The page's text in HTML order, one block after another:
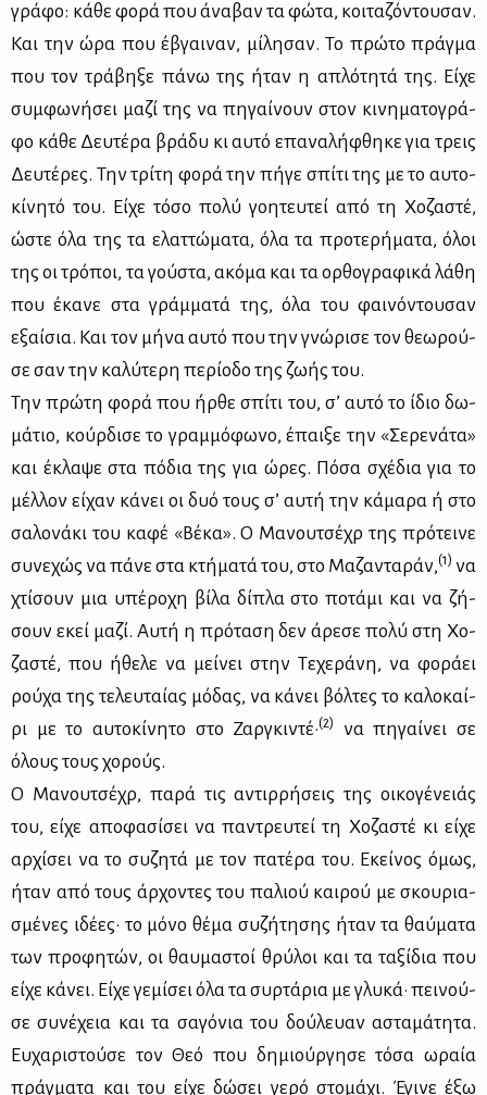
γρά­φο: κά­θε φο­ρά που άνα­βαν τα φώ­τα, κοι­τα­ζό­ντου­σαν.
Και την ώρα που έβγαι­ναν, μί­λη­σαν. Το πρώ­το πράγ­μα
που τον τρά­βη­ξε πά­νω της ήταν η απλό­τη­τά της. Εί­χε
συμ­φω­νή­σει μα­ζί της να πη­γαί­νουν στον κι­νη­μα­το­γρά­
φο κά­θε Δευ­τέ­ρα βρά­δυ κι αυ­τό επα­να­λή­φθη­κε για τρεις
Δευ­τέ­ρες. Την τρί­τη φο­ρά την πή­γε σπί­τι της με το αυ­το­
κί­νη­τό του. Εί­χε τό­σο πο­λύ γοη­τευ­τεί από τη Χο­ζα­στέ,
ώστε όλα της τα ελατ­τώ­μα­τα, όλα τα προ­τε­ρή­μα­τα, όλοι
της οι τρό­ποι, τα γού­στα, ακό­μα και τα ορ­θο­γρα­φι­κά λά­θη
που έκα­νε στα γράμ­μα­τά της, όλα του φαι­νό­ντου­σαν
εξαί­σια. Και τον μή­να αυ­τό που την γνώ­ρι­σε τον θε­ω­ρού­
σε σαν την κα­λύ­τε­ρη πε­ρί­ο­δο της ζω­ής του.
Την πρώ­τη φο­ρά που ήρ­θε σπί­τι του, σ’ αυ­τό το ίδιο δω­
μά­τιο, κούρ­δι­σε το γραμ­μό­φω­νο, έπαι­ξε την «Σε­ρε­νά­τα»
και έκλα­ψε στα πό­δια της για ώρες. Πό­σα σχέ­δια για το
μέλ­λον εί­χαν κά­νει οι δυό τους σ’ αυ­τή την κά­μα­ρα ή στο
σα­λο­νά­κι του κα­φέ «Βέ­κα». Ο Μα­νου­τσέ­χρ της πρό­τει­νε
συ­νε­χώς να πά­νε στα κτή­μα­τά του, στο Μα­ζα­ντα­ράν,(1) να
χτί­σουν μια υπέ­ρο­χη βί­λα δί­πλα στο πο­τά­μι και να ζή­
σουν εκεί μα­ζί. Αυ­τή η πρό­τα­ση δεν άρε­σε πο­λύ στη Χο­
ζα­στέ, που ήθε­λε να μεί­νει στην Τε­χε­ρά­νη, να φο­ρά­ει
ρού­χα της τε­λευ­ταί­ας μό­δας, να κά­νει βόλ­τες το κα­λο­καί­
ρι με το αυ­το­κί­νη­το στο Ζαρ­γκι­ντέ·(2)
να πη­γαί­νει σε
όλους τους χο­ρούς.
Ο Μα­νου­τσέ­χρ, πα­ρά τις αντιρ­ρή­σεις της οι­κο­γέ­νειάς
του, εί­χε απο­φα­σί­σει να πα­ντρευ­τεί τη Χο­ζα­στέ κι εί­χε
αρ­χί­σει να το συ­ζη­τά με τον πα­τέ­ρα του. Εκεί­νος όμως,
ήταν από τους άρ­χο­ντες του πα­λιού και­ρού με σκου­ρια­
σμέ­νες ιδέ­ες· το μό­νο θέ­μα συ­ζή­τη­σης ήταν τα θαύ­μα­τα
των προ­φη­τών, οι θαυ­μα­στοί θρύ­λοι και τα τα­ξί­δια που
εί­χε κά­νει. Εί­χε γε­μί­σει όλα τα συρ­τά­ρια με γλυ­κά· πει­νού­
σε συ­νέ­χεια και τα σα­γό­νια του δού­λευαν αστα­μά­τη­τα.
Ευ­χα­ρι­στού­σε τον Θεό που δη­μιούρ­γη­σε τό­σα ωραία
πράγ­μα­τα και του εί­χε δώ­σει γε­ρό στο­μά­χι. Έγι­νε έξω